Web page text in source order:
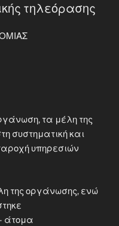
τηλεόρασης
τα μέλη της
συστηματική και
υπηρεσιών
της οργάνωσης, ενώ
άτομα